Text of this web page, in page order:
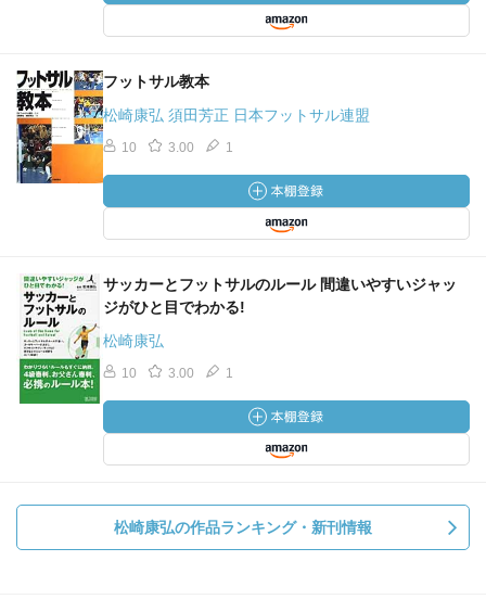
フットサル教本
松崎康弘 須田芳正 日本フットサル連盟
10 3.00 1
サッカーとフットサルのルール 間違いやすいジャッ
ジがひと目でわかる!
松崎康弘
10 3.00 1
松崎康弘の作品ランキング・新刊情報